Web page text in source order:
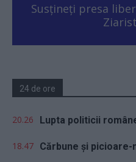
Susțineți presa
24 de ore
20.26 Lupta politicii
18.47 Cărbune și picioare-